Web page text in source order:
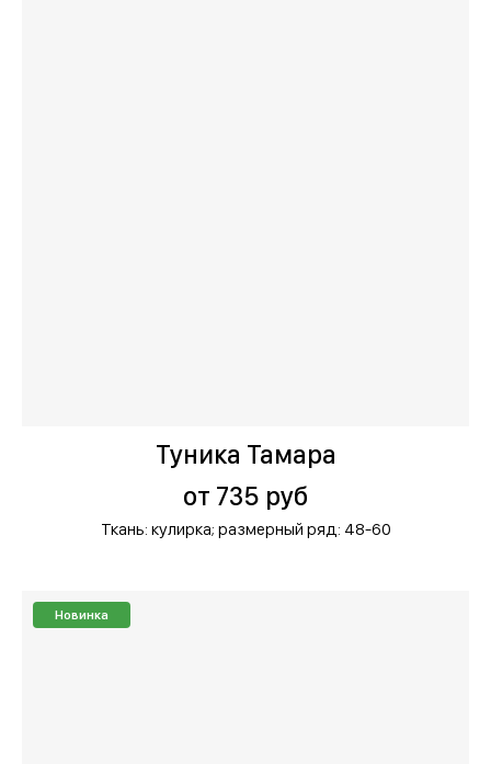
Туника Тамара
от 735 руб
Ткань: кулирка; размерный ряд: 48-60
Новинка